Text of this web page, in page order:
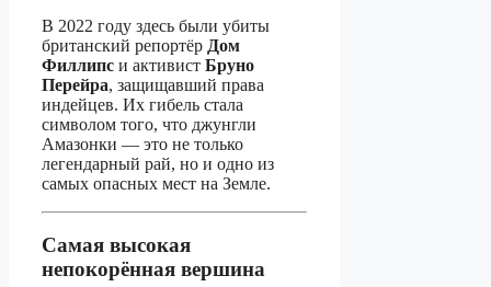
В 2022 году здесь были убиты
британский репортёр Дом
Филлипс и активист Бруно
Перейра, защищавший права
индейцев. Их гибель стала
символом того, что джунгли
Амазонки — это не только
легендарный рай, но и одно из
самых опасных мест на Земле.
Самая высокая
непокорённая вершина